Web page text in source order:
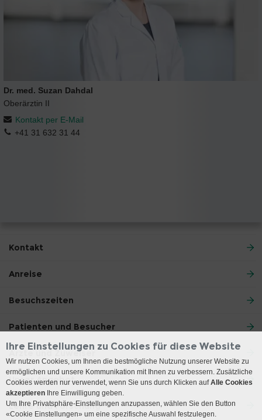
Dr. med. Suzan Dahdal
Oberärztin II
Kontakt per E-Mail
+41 31 632 31 44
Kontakt
Anreise
Besuchszeiten
Patienten und Besucher
Ärzte und Zuweiser
Unser Angebot
Lehre und Forschung
Ihre Einstellungen zu Cookies für diese Website
Wir nutzen Cookies, um Ihnen die bestmögliche Nutzung unserer Website zu
ermöglichen und unsere Kommunikation mit Ihnen zu verbessern. Zusätzliche
Cookies werden nur verwendet, wenn Sie uns durch Klicken aufAlle Cookies
akzeptieren Ihre Einwilligung geben.
Um Ihre Privatsphäre-Einstellungen anzupassen, wählen Sie den Button
«Cookie Einstellungen» um eine spezifische Auswahl festzulegen.